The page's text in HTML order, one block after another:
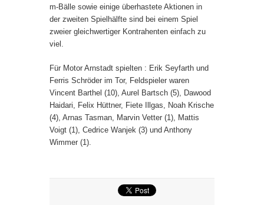
m-Bälle sowie einige überhastete Aktionen in
der zweiten Spielhälfte sind bei einem Spiel
zweier gleichwertiger Kontrahenten einfach zu
viel.
Für Motor Arnstadt spielten : Erik Seyfarth und
Ferris Schröder im Tor, Feldspieler waren
Vincent Barthel (10), Aurel Bartsch (5), Dawood
Haidari, Felix Hüttner, Fiete Illgas, Noah Krische
(4), Arnas Tasman, Marvin Vetter (1), Mattis
Voigt (1), Cedrice Wanjek (3) und Anthony
Wimmer (1).